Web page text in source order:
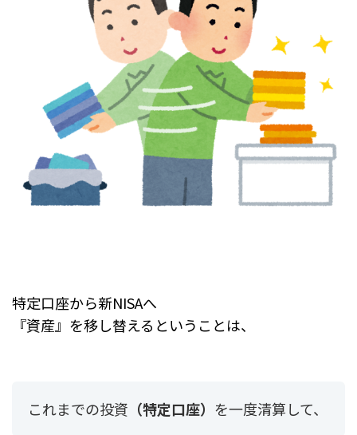
特定口座から新NISAへ
『資産』を移し替えるということは、
これまでの投資 （特定口座） を一度清算して、